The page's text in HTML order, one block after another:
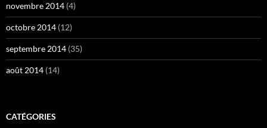
novembre 2014 (4)
octobre 2014 (12)
septembre 2014 (35)
août 2014 (14)
CATÉGORIES